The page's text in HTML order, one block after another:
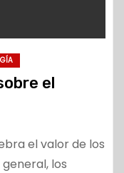
el
el valor de los
los